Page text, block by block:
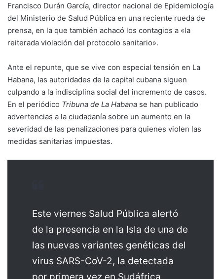
Francisco Durán García, director nacional de Epidemiología
del Ministerio de Salud Pública en una reciente rueda de
prensa, en la que también achacó los contagios a «la
reiterada violación del protocolo sanitario».
Ante el repunte, que se vive con especial tensión en La
Habana, las autoridades de la capital cubana siguen
culpando a la indisciplina social del incremento de casos.
En el periódico Tribuna de La Habana se han publicado
advertencias a la ciudadanía sobre un aumento en la
severidad de las penalizaciones para quienes violen las
medidas sanitarias impuestas.
Este viernes Salud Pública alertó
de la presencia en la Isla de una de
las nuevas variantes genéticas del
virus SARS-CoV-2, la detectada
por primera vez en Sudáfrica